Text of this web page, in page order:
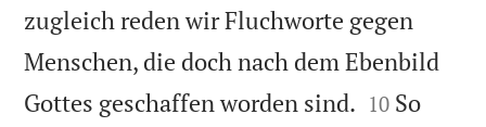
zugleich reden wir Fluchworte gegen
Menschen, die doch nach dem Ebenbild
Gottes geschaffen worden sind. 

10 So